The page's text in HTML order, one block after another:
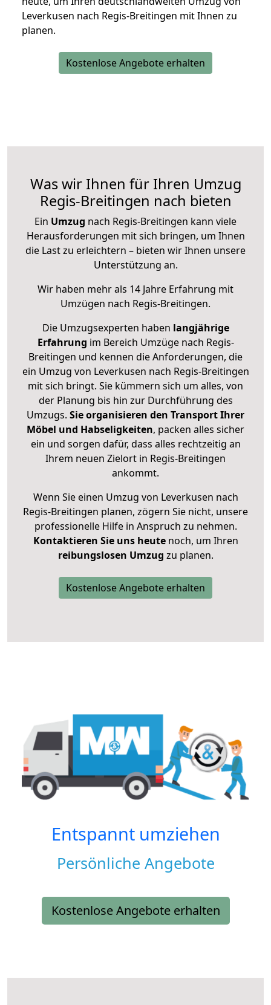
Leverkusen nach Regis-Breitingen mit Ihnen zu
planen.
Kostenlose Angebote erhalten
Was wir Ihnen für Ihren Umzug
Regis-Breitingen nach bieten
Ein Umzug nach Regis-Breitingen kann viele
Herausforderungen mit sich bringen, um Ihnen
die Last zu erleichtern – bieten wir Ihnen unsere
Unterstützung an.
Wir haben mehr als 14 Jahre Erfahrung mit
Umzügen nach Regis-Breitingen.
Die Umzugsexperten haben langjährige
Erfahrung im Bereich Umzüge nach Regis-
Breitingen und kennen die Anforderungen, die
ein Umzug von Leverkusen nach Regis-Breitingen
mit sich bringt. Sie kümmern sich um alles, von
der Planung bis hin zur Durchführung des
Umzugs. Sie organisieren den Transport Ihrer
Möbel und Habseligkeiten, packen alles sicher
ein und sorgen dafür, dass alles rechtzeitig an
Ihrem neuen Zielort in Regis-Breitingen
ankommt.
Wenn Sie einen Umzug von Leverkusen nach
Regis-Breitingen planen, zögern Sie nicht, unsere
professionelle Hilfe in Anspruch zu nehmen.
Kontaktieren Sie uns heutenoch, um Ihren
reibungslosen Umzug zu planen.
Kostenlose Angebote erhalten
Entspannt umziehen
Persönliche Angebote
Kostenlose Angebote erhalten